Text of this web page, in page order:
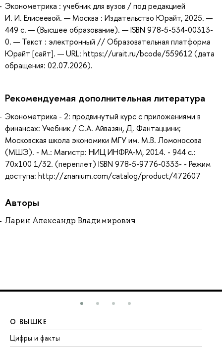
Эконометрика : учебник для вузов / под редакцией
И. И. Елисеевой. — Москва : Издательство Юрайт, 2025. —
449 с. — (Высшее образование). — ISBN 978-5-534-00313-
0. — Текст : электронный // Образовательная платформа
Юрайт [сайт]. — URL: https://urait.ru/bcode/559612 (дата
обращения: 02.07.2026).
Рекомендуемая дополнительная литература
Эконометрика - 2: продвинутый курс с приложениями в
финансах: Учебник / С.А. Айвазян, Д. Фантаццини;
Московская школа экономики МГУ им. М.В. Ломоносова
(МШЭ). - М.: Магистр: НИЦ ИНФРА-М, 2014. - 944 с.:
70x100 1/32. (переплет) ISBN 978-5-9776-0333- - Режим
доступа: http://znanium.com/catalog/product/472607
Авторы
Ларин Александр Владимирович
О ВЫШКЕ
Цифры и факты